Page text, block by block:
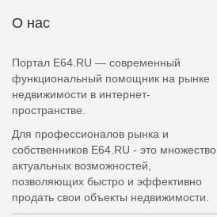
О нас
Портал E64.RU — современный
функциональный помощник на рынке
недвижимости в интернет-
пространстве.
Для профессионалов рынка и
собственников E64.RU - это множество
актуальных возможностей,
позволяющих быстро и эффективно
продать свои объекты недвижимости.